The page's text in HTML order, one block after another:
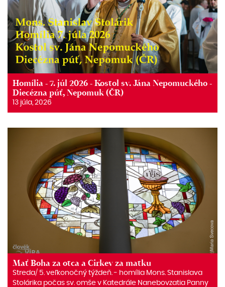
Homília - 7. júl 2026 - Kostol sv. Jána Nepomuckého -
Diecézna púť, Nepomuk (ČR)
13 júla, 2026
Mať Boha za otca a Cirkev za matku
Streda/ 5. veľkonočný týždeň. ‒ homília Mons. Stanislava
Stolárika počas sv. omše v Katedrále Nanebovzatia Panny